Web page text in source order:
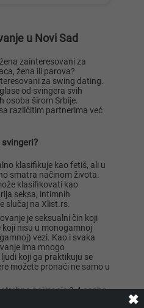
Zanna, 42
Nastja, 27
u Novi Sad
zainteresovani za
žena ili parova?
za swing dating.
od svingera svih
osoba širom Srbije.
različitim partnerima već
klasifikuje kao fetiš, ali u
smatra načinom života.
klasifikovati kao
seksa, intimnih
slučaj na Xlist.rs.
je seksualni čin koji
koji nisu u monogamnoj
vezi. Kao i svaka
ima mnogo
koji ga praktikuju se
možete pronaći ne samo u
najmanje 3-4 osobe,
✖